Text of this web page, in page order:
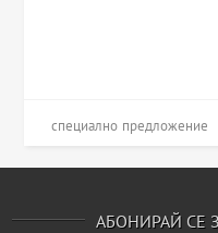
специално предложение
АБОНИРАЙ СЕ